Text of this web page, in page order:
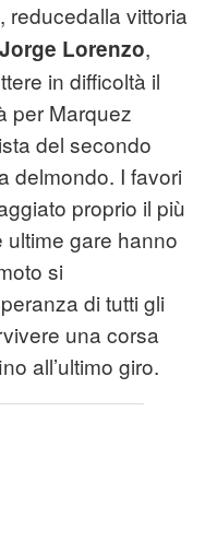
, reducedalla vittoria
Jorge Lorenzo,
in difficoltà il
per Marquez
del secondo
delmondo. I favori
proprio il più
gare hanno
si
di tutti gli
una corsa
all’ultimo giro.